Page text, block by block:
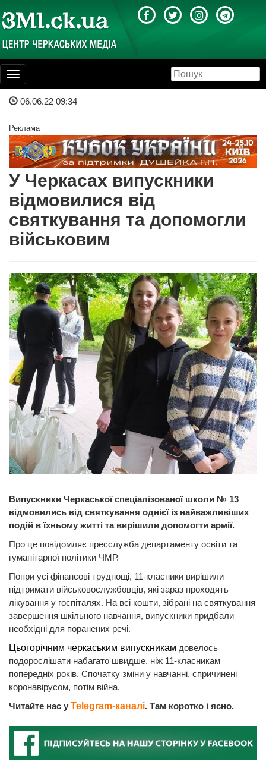
Toggle
navigation
06.06.22 09:34
Реклама
У Черкасах випускники
відмовилися від
святкування та допомогли
військовим
Випускники Черкаської спеціалізованої школи № 13
відмовились від святкування однієї із найважливіших
подій в їхньому житті та вирішили допомогти армії.
Про це повідомляє пресслужба департаменту освіти та
гуманітарної політики ЧМР.
Попри усі фінансові труднощі, 11-класники вирішили
підтримати військовослужбовців, які зараз проходять
лікування у госпіталях. На всі кошти, зібрані на святкування
завершення шкільного навчання, випускники придбали
необхідні для поранених речі.
Цьогорічним черкаським випускникам довелось
подорослішати набагато швидше, ніж 11-класникам
попередніх років. Спочатку зміни у навчанні, спричинені
коронавірусом, потім війна.
Читайте нас у Telegram-каналі. Там коротко і ясно.